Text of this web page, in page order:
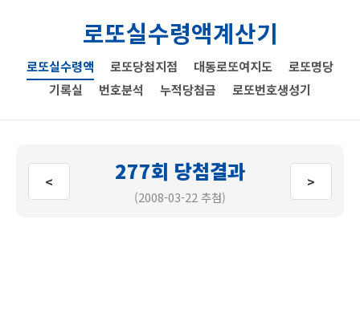
로또실수령액계산기
로또실수령액 로또당첨지점 대동로또여지도
로또명당
기록실
번호분석 누적당첨금 로또번호생성기
< 277회 당첨결과
(2008-03-22 추첨)
>